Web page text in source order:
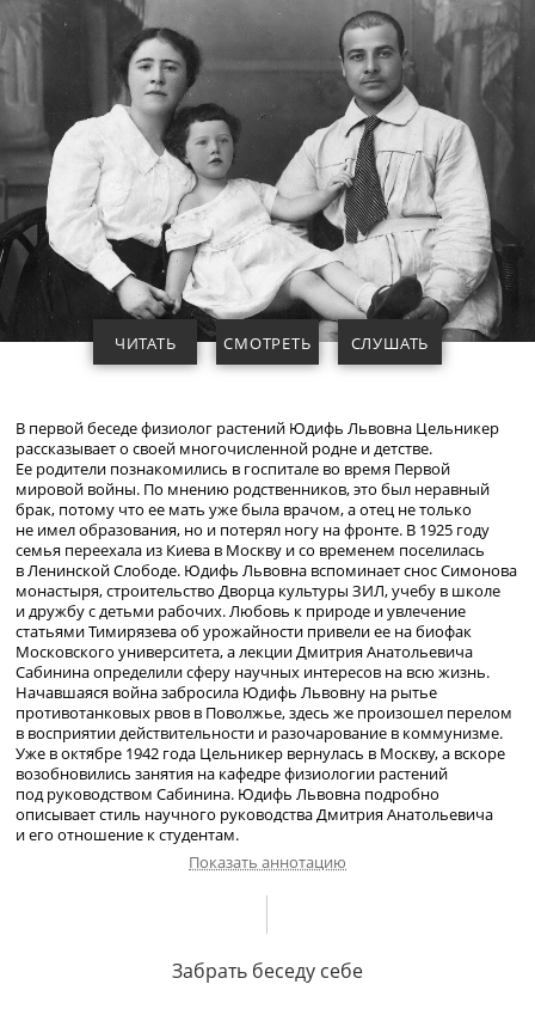
ЧИТАТЬ СМОТРЕТЬ СЛУШАТЬ
В первой беседе физиолог растений Юдифь Львовна Цельникер
рассказывает о своей многочисленной родне и детстве.
Ее родители познакомились в госпитале во время Первой
мировой войны. По мнению родственников, это был неравный
брак, потому что ее мать уже была врачом, а отец не только
не имел образования, но и потерял ногу на фронте. В 1925 году
семья переехала из Киева в Москву и со временем поселилась
в Ленинской Слободе. Юдифь Львовна вспоминает снос Симонова
монастыря, строительство Дворца культуры ЗИЛ, учебу в школе
и дружбу с детьми рабочих. Любовь к природе и увлечение
статьями Тимирязева об урожайности привели ее на биофак
Московского университета, а лекции Дмитрия Анатольевича
Сабинина определили сферу научных интересов на всю жизнь.
Начавшаяся война забросила Юдифь Львовну на рытье
противотанковых рвов в Поволжье, здесь же произошел перелом
в восприятии действительности и разочарование в коммунизме.
Уже в октябре 1942 года Цельникер вернулась в Москву, а вскоре
возобновились занятия на кафедре физиологии растений
под руководством Сабинина. Юдифь Львовна подробно
описывает стиль научного руководства Дмитрия Анатольевича
и его отношение к студентам.
образование и стать врачом. Знакомство родителей в госпитале
в годы Первой мировой войны. Семья отца. О взаимоотношениях
Показать аннотацию
Забрать беседу себе